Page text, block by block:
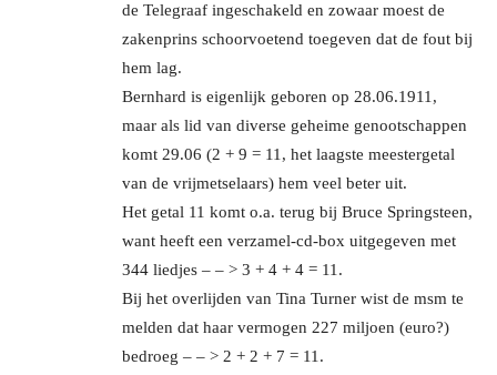
de Telegraaf ingeschakeld en zowaar moest de
zakenprins schoorvoetend toegeven dat de fout bij
hem lag.
Bernhard is eigenlijk geboren op 28.06.1911,
maar als lid van diverse geheime genootschappen
komt 29.06 (2 + 9 = 11, het laagste meestergetal
van de vrijmetselaars) hem veel beter uit.
Het getal 11 komt o.a. terug bij Bruce Springsteen,
want heeft een verzamel-cd-box uitgegeven met
344 liedjes – – > 3 + 4 + 4 = 11.
Bij het overlijden van Tina Turner wist de msm te
melden dat haar vermogen 227 miljoen (euro?)
bedroeg – – > 2 + 2 + 7 = 11.